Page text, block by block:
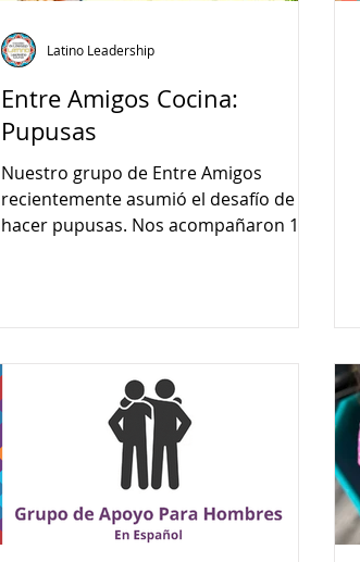
Entre Amigos Cocina:
Pupusas
Nuestro grupo de Entre Amigos
recientemente asumió el desafío de
hacer pupusas. Nos acompañaron 19
Latino Leadership